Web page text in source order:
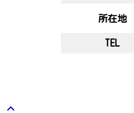
所在地
TEL